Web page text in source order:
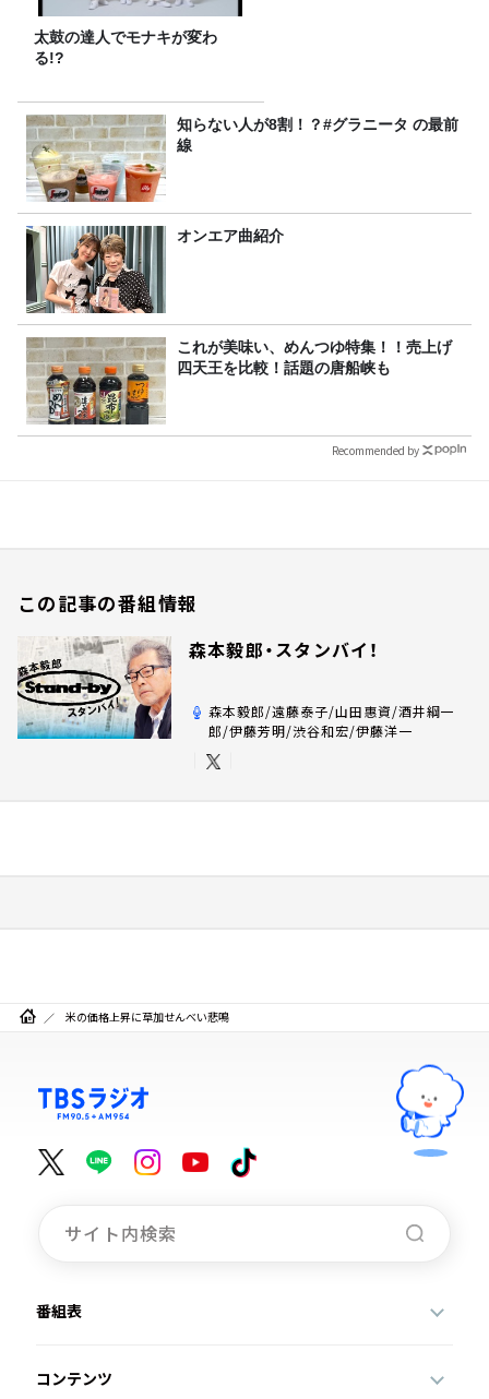
太鼓の達人でモナキが変わ
る!?
知らない人が8割！？#グラニータ の最前
線
オンエア曲紹介
これが美味い、めんつゆ特集！！売上げ
四天王を比較！話題の唐船峡も
Recommended by
この記事の番組情報
森本毅郎・スタンバイ！
森本毅郎/遠藤泰子/山田惠資/酒井綱一
郎/伊藤芳明/渋谷和宏/伊藤洋一
米の価格上昇に草加せんべい悲鳴
番組表
コンテンツ